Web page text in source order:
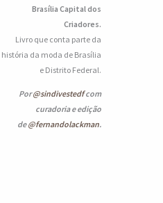
Brasília Capital dos
Criadores.
Livro que conta parte da
história da moda de Brasília
e Distrito Federal.
Por@sindivestedfcom
curadoria e edição
de@fernandolackman.